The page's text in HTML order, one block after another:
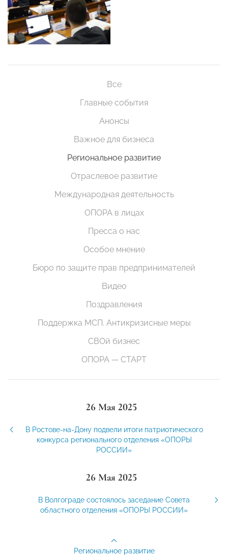
Все
Главные события
Анонсы
Важное для бизнеса
Региональное развитие
Отраслевое развитие
Международная деятельность
ОПОРА в лицах
Пресса о нас
Особое мнение
Бюро по защите прав предпринимателей
Видео
Поздравления
Поддержка МСП. Антикризисные меры
СВОй бизнес
ОПОРА — СТАРТ
26 Мая 2025
В Ростове-на-Дону подвели итоги патриотического
конкурса регионального отделения «ОПОРЫ
РОССИИ»
26 Мая 2025
В Волгограде состоялось заседание Совета
областного отделения «ОПОРЫ РОССИИ»
Региональное развитие